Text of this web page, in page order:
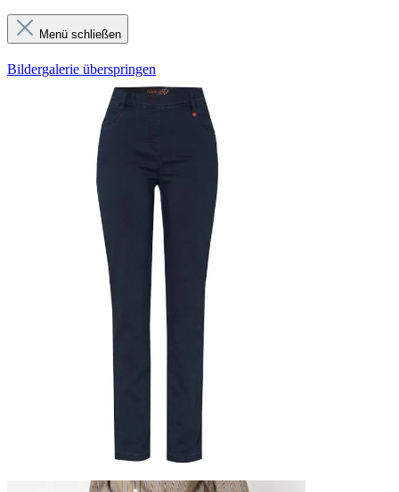
Menü schließen
Bildergalerie überspringen